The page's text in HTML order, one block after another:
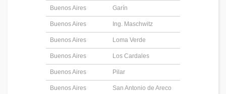
Buenos Aires Garín
Buenos Aires Ing. Maschwitz
Buenos Aires Loma Verde
Buenos Aires Los Cardales
Buenos Aires Pilar
Buenos Aires San Antonio de Areco